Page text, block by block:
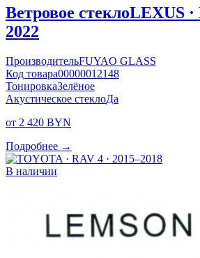
Ветровое стеклоLEXUS ·
2022
ПроизводительFUYAO GLASS
Код товара00000012148
ТонировкаЗелёное
Акустическое стеклоДа
от 2 420 BYN
Подробнее →
В наличии